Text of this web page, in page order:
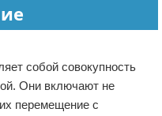
собой совокупность
Они включают не
перемещение с